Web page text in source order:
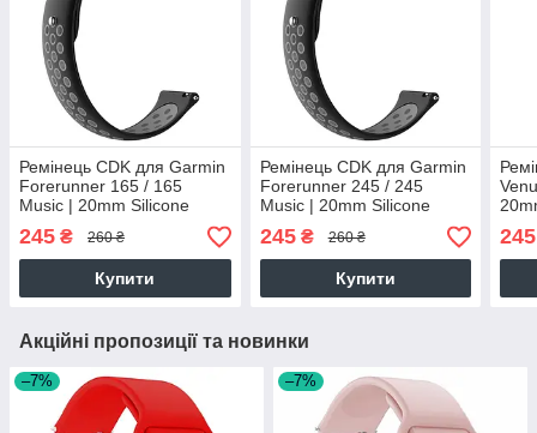
Ремінець CDK для Garmin
Forerunner 165 / 165
Music | 20mm Silicone
Sport Band Nike (011906)
(black / grey)
245 ₴ 260 ₴
Купити
Ремінець CDK для Garmin
Forerunner 245 / 245
Music | 20mm Silicone
Sport Band Nike (011906)
(black / grey)
245₴ 260 ₴
Купити
245
Акційні пропозиції та новинки
–7% –7%